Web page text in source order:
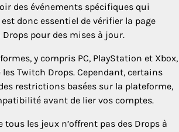
des événements spécifiques qui
donc essentiel de vérifier la page
pour des mises à jour.
y compris PC, PlayStation et Xbox,
Twitch Drops. Cependant, certains
restrictions basées sur la plateforme,
avant de lier vos comptes.
tous les jeux n’offrent pas des Drops à